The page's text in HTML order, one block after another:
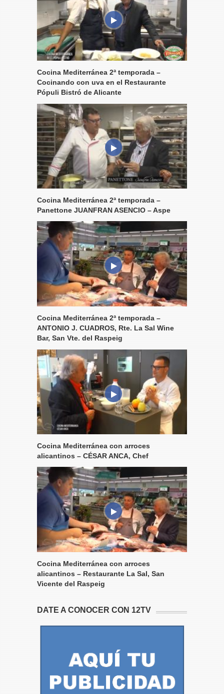
Cocina Mediterránea 2ª temporada –
Cocinando con uva en el Restaurante
Pópuli Bistró de Alicante
Cocina Mediterránea 2ª temporada –
Panettone JUANFRAN ASENCIO – Aspe
Cocina Mediterránea 2ª temporada –
ANTONIO J. CUADROS, Rte. La Sal Wine
Bar, San Vte. del Raspeig
Cocina Mediterránea con arroces
alicantinos – CÉSAR ANCA, Chef
Cocina Mediterránea con arroces
alicantinos – Restaurante La Sal, San
Vicente del Raspeig
DATE A CONOCER CON 12TV